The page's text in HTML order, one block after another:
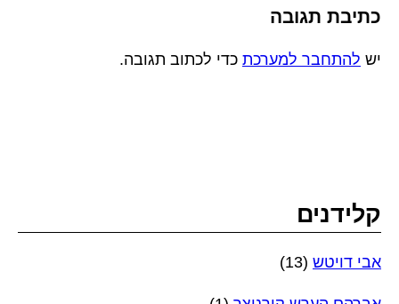
כתיבת תגובה
יש להתחבר למערכת כדי לכתוב תגובה.
קלידנים
אבי דויטש (13)